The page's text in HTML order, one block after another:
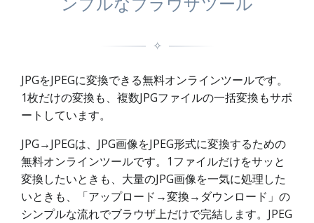
✧
JPGをJPEGに変換できる無料オンラインツールです。
1枚だけの変換も、複数JPGファイルの一括変換もサポ
ートしています。
JPG→JPEGは、JPG画像をJPEG形式に変換するための
無料オンラインツールです。1ファイルだけをサッと
変換したいときも、大量のJPG画像を一気に処理した
いときも、「アップロード→変換→ダウンロード」の
シンプルな流れでブラウザ上だけで完結します。JPEG